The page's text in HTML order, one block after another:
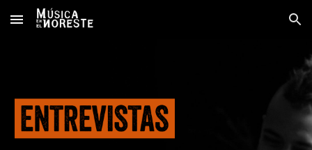
Skip to main content Skip to navigation